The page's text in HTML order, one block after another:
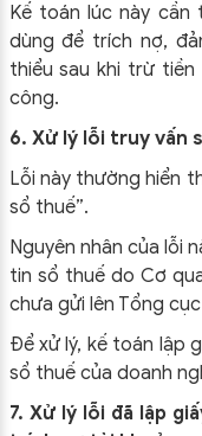
Kế toán lúc này cần
dùng để trích nợ,
thiểu sau khi trừ
công.
6. Xử lý lỗi truy vấn
Lỗi này thường hiển
sổ thuế”.
Nguyên nhân của lỗi
tin sổ thuế do Cơ
chưa gửi lên Tổng
Để xử lý, kế toán lập
sổ thuế của doanh
7. Xử lý lỗi đã lập